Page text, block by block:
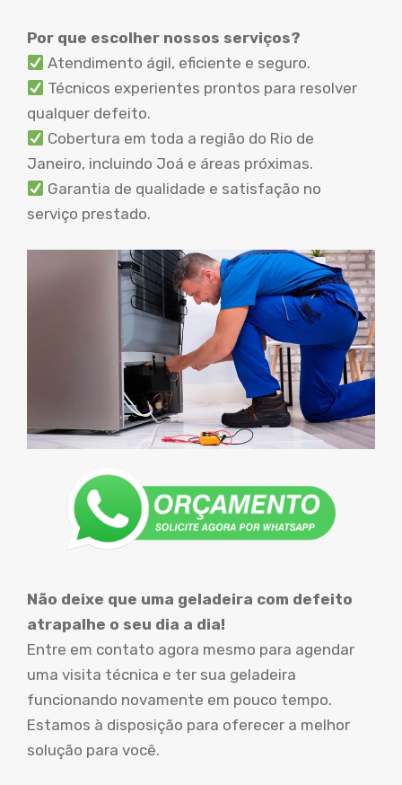
Por que escolher nossos serviços?
Atendimento ágil, eficiente e seguro.
Técnicos experientes prontos para resolver
qualquer defeito.
Cobertura em toda a região do Rio de
Janeiro, incluindo Joá e áreas próximas.
Garantia de qualidade e satisfação no
serviço prestado.
Não deixe que uma geladeira com defeito
atrapalhe o seu dia a dia!
Entre em contato agora mesmo para agendar
uma visita técnica e ter sua geladeira
funcionando novamente em pouco tempo.
Estamos à disposição para oferecer a melhor
solução para você.